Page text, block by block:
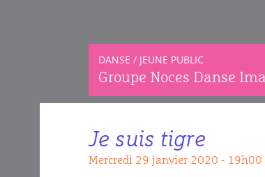
DANSE / JEUNE PUBLIC
Groupe Noces Danse
Je suis tigre
mercredi 29 janvier 2020 - 19h00